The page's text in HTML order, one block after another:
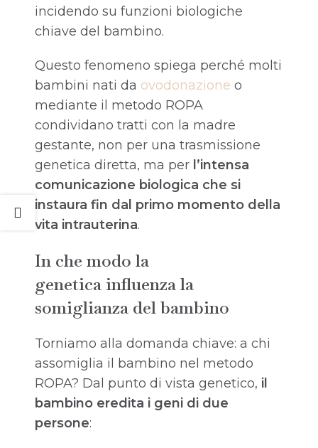
incidendo su funzioni biologiche
chiave del bambino.
Questo fenomeno spiega perché molti
bambini nati da ovodonazione o
mediante il metodo ROPA
condividano tratti con la madre
gestante, non per una trasmissione
genetica diretta, ma per l’intensa
comunicazione biologica che si
instaura fin dal primo momento della
vita intrauterina.
In che modo la
genetica influenza la
somiglianza del bambino
Torniamo alla domanda chiave: a chi
assomiglia il bambino nel metodo
ROPA? Dal punto di vista genetico, il
bambino eredita i geni di due
persone: